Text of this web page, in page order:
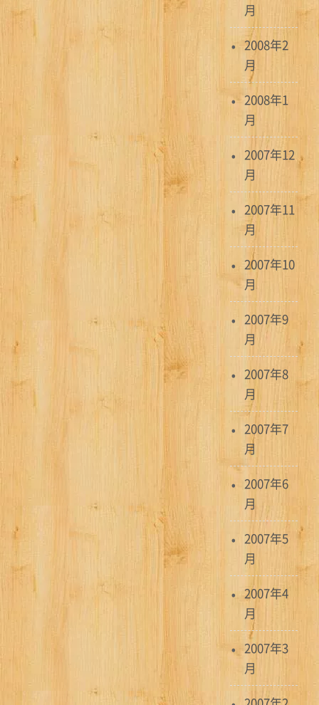
月
2008年2
月
2008年1
月
2007年12
月
2007年11
月
2007年10
月
2007年9
月
2007年8
月
2007年7
月
2007年6
月
2007年5
月
2007年4
月
2007年3
月